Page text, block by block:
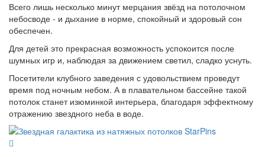
Всего лишь несколько минут мерцания звёзд на потолочном
небосводе - и дыхание в норме, спокойный и здоровый сон
обеспечен.
Для детей это прекрасная возможность успокоится после
шумных игр и, наблюдая за движением светил, сладко уснуть.
Посетители клубного заведения с удовольствием проведут
время под ночным небом. А в плавательном бассейне такой
потолок станет изюминкой интерьера, благодаря эффектному
отражению звездного неба в воде.